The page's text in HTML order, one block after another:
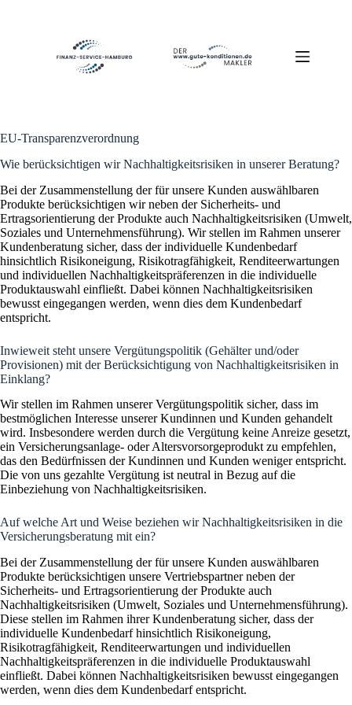
EU-Transparenzverordnung
Wie berücksichtigen wir Nachhaltigkeitsrisiken in unserer Beratung?
Bei der Zusammenstellung der für unsere Kunden auswählbaren
Produkte berücksichtigen wir neben der Sicherheits- und
Ertragsorientierung der Produkte auch Nachhaltigkeitsrisiken (Umwelt,
Soziales und Unternehmensführung). Wir stellen im Rahmen unserer
Kundenberatung sicher, dass der individuelle Kundenbedarf
hinsichtlich Risikoneigung, Risikotragfähigkeit, Renditeerwartungen
und individuellen Nachhaltigkeitspräferenzen in die individuelle
Produktauswahl einfließt. Dabei können Nachhaltigkeitsrisiken
bewusst eingegangen werden, wenn dies dem Kundenbedarf
entspricht.
Inwieweit steht unsere Vergütungspolitik (Gehälter und/oder
Provisionen) mit der Berücksichtigung von Nachhaltigkeitsrisiken in
Einklang?
Wir stellen im Rahmen unserer Vergütungspolitik sicher, dass im
bestmöglichen Interesse unserer Kundinnen und Kunden gehandelt
wird. Insbesondere werden durch die Vergütung keine Anreize gesetzt,
ein Versicherungsanlage- oder Altersvorsorgeprodukt zu empfehlen,
das den Bedürfnissen der Kundinnen und Kunden weniger entspricht.
Die von uns gezahlte Vergütung ist neutral in Bezug auf die
Einbeziehung von Nachhaltigkeitsrisiken.
Auf welche Art und Weise beziehen wir Nachhaltigkeitsrisiken in die
Versicherungsberatung mit ein?
Bei der Zusammenstellung der für unsere Kunden auswählbaren
Produkte berücksichtigen unsere Vertriebspartner neben der
Sicherheits- und Ertragsorientierung der Produkte auch
Nachhaltigkeitsrisiken (Umwelt, Soziales und Unternehmensführung).
Diese stellen im Rahmen ihrer Kundenberatung sicher, dass der
individuelle Kundenbedarf hinsichtlich Risikoneigung,
Risikotragfähigkeit, Renditeerwartungen und individuellen
Nachhaltigkeitspräferenzen in die individuelle Produktauswahl
einfließt. Dabei können Nachhaltigkeitsrisiken bewusst eingegangen
werden, wenn dies dem Kundenbedarf entspricht.